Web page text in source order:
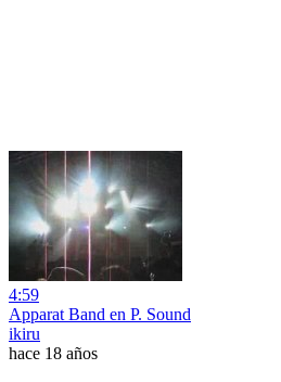
4:59
Apparat Band en P. Sound
ikiru
hace 18 años